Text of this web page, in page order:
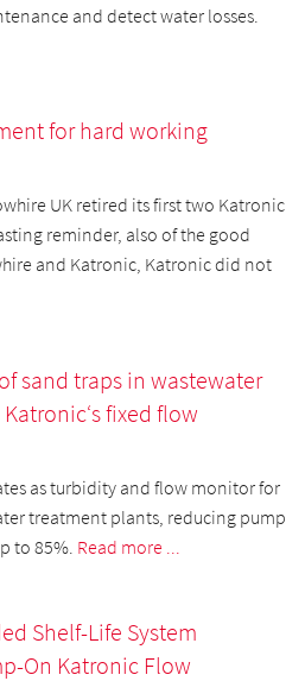
and detect water losses.
for hard working
UK retired its first two Katronic
reminder, also of the good
and Katronic, Katronic did not
sand traps in wastewater
fixed flow
as turbidity and flow monitor for
treatment plants, reducing pump
to 85%. Read more ...
Shelf-Life System
On Katronic Flow